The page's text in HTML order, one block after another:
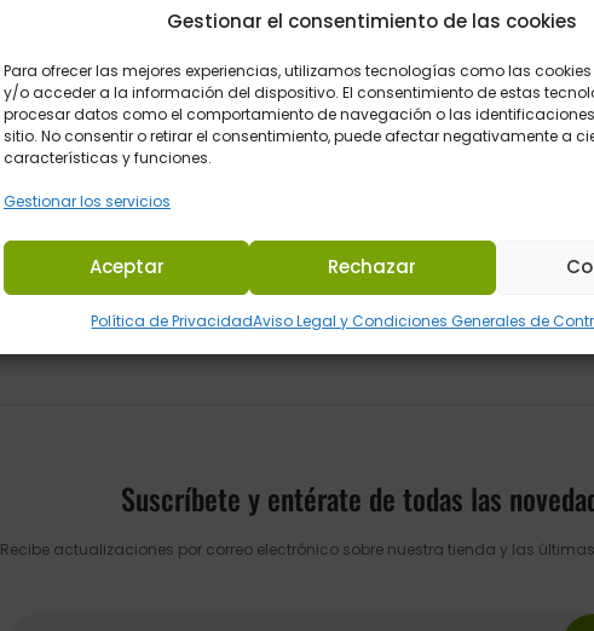
Gestionar el consentimiento de las cookies
Para ofrecer las mejores experiencias, utilizamos tecnologías como las
y/o acceder a la información del dispositivo. El consentimiento de estas
procesar datos como el comportamiento de navegación o las
sitio. No consentir o retirar el consentimiento, puede afectar negativamente a
características y funciones.
Gestionar los servicios
Aceptar Rechazar
Política de PrivacidadAviso Legal y Condiciones Generales de
PELOTA DE HENO VERDE
WALDHAUSEN
16,95
ZOTAL SANITAS
DESINFECTANTE-
Suscríbete y entérate de todas las
Recibe actualizaciones por correo electrónico sobre nuestra tienda y las